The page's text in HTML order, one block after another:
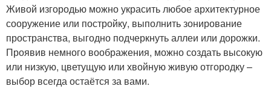
Живой изгородью можно украсить любое архитектурное
сооружение или постройку, выполнить зонирование
пространства, выгодно подчеркнуть аллеи или дорожки.
Проявив немного воображения, можно создать высокую
или низкую, цветущую или хвойную живую отгородку –
выбор всегда остаётся за вами.